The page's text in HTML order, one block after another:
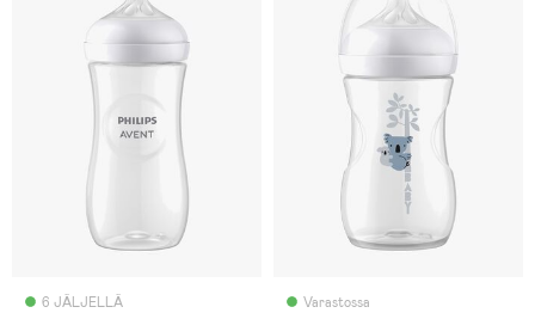
6 JÄLJELLÄ Varastossa